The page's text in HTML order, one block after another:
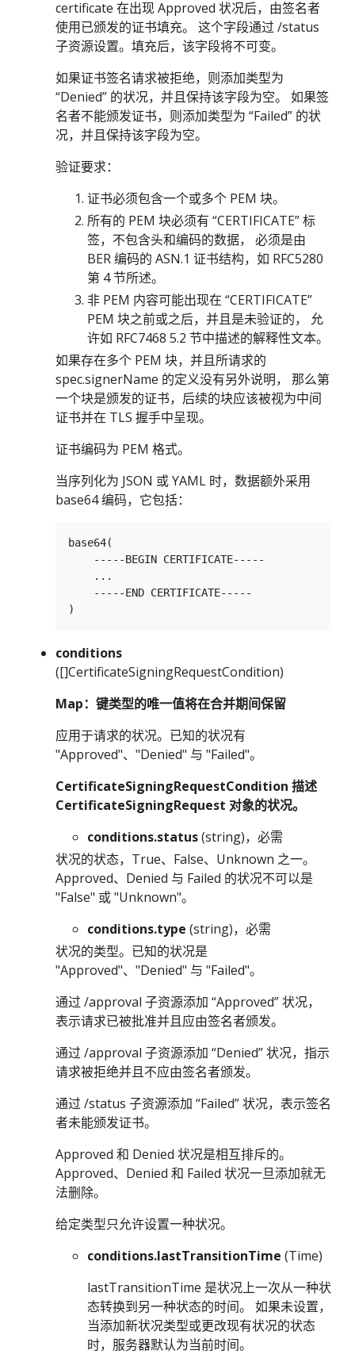
certificate 在出现 Approved 状况后，由签名者
使用已颁发的证书填充。 这个字段通过 /status
子资源设置。填充后，该字段将不可变。
如果证书签名请求被拒绝，则添加类型为
“Denied” 的状况，并且保持该字段为空。 如果签
名者不能颁发证书，则添加类型为 “Failed” 的状
况，并且保持该字段为空。
验证要求：
证书必须包含一个或多个 PEM 块。
所有的 PEM 块必须有 “CERTIFICATE” 标
签，不包含头和编码的数据， 必须是由
BER 编码的 ASN.1 证书结构，如 RFC5280
第 4 节所述。
非 PEM 内容可能出现在 “CERTIFICATE”
PEM 块之前或之后，并且是未验证的， 允
许如 RFC7468 5.2 节中描述的解释性文本。
如果存在多个 PEM 块，并且所请求的
spec.signerName 的定义没有另外说明， 那么第
一个块是颁发的证书，后续的块应该被视为中间
证书并在 TLS 握手中呈现。
证书编码为 PEM 格式。
当序列化为 JSON 或 YAML 时，数据额外采用
base64 编码，它包括：
base64(
    -----BEGIN CERTIFICATE-----
    ...
    -----END CERTIFICATE-----
conditions
([]CertificateSigningRequestCondition)
Map：键类型的唯一值将在合并期间保留
应用于请求的状况。已知的状况有
"Approved"、"Denied" 与 "Failed"。
CertificateSigningRequestCondition 描述
CertificateSigningRequest 对象的状况。
conditions.status(string)，必需
状况的状态，True、False、Unknown 之一。
Approved、Denied 与 Failed 的状况不可以是
"False" 或 "Unknown"。
conditions.type (string)，必需
状况的类型。已知的状况是
"Approved"、"Denied" 与 "Failed"。
通过 /approval 子资源添加 “Approved” 状况，
表示请求已被批准并且应由签名者颁发。
通过 /approval 子资源添加 “Denied” 状况，指示
请求被拒绝并且不应由签名者颁发。
通过 /status 子资源添加 “Failed” 状况，表示签名
者未能颁发证书。
Approved 和 Denied 状况是相互排斥的。
Approved、Denied 和 Failed 状况一旦添加就无
法删除。
给定类型只允许设置一种状况。
conditions.lastTransitionTime (Time)
lastTransitionTime 是状况上一次从一种状
态转换到另一种状态的时间。 如果未设置，
当添加新状况类型或更改现有状况的状态
时，服务器默认为当前时间。